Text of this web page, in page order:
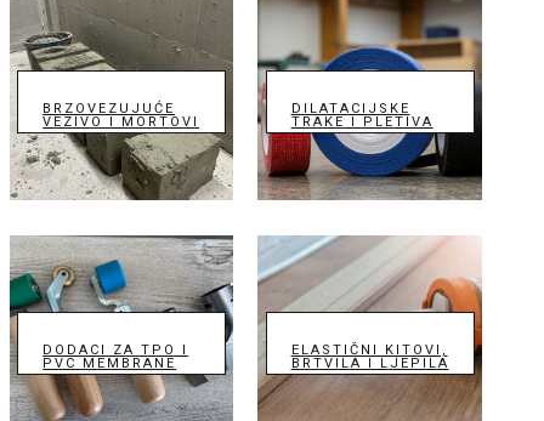
BRZOVEZUJUĆE
VEZIVO I MORTOVI
DILATACIJSKE
TRAKE I PLETIVA
DODACI ZA TPO I
PVC MEMBRANE
ELASTIČNI KITOVI,
BRTVILA I LJEPILA